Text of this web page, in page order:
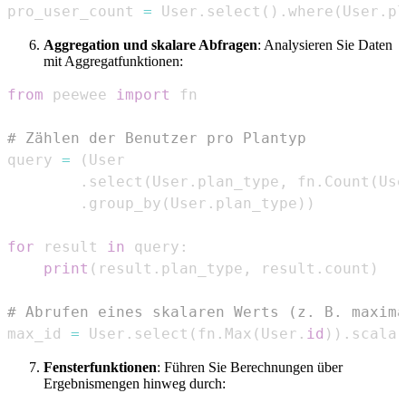
pro_user_count = User . select ( ) . where ( User .
Aggregation und skalare Abfragen: Analysieren Sie Daten
mit Aggregatfunktionen:
from peewee import
# Zählen der Benutzer pro Plantyp
query = (
. select ( User . plan_type , fn . Count (
. group_by ( User . plan_type ) )
for result in query :
print ( result . plan_type , result . count )
# Abrufen eines skalaren Werts (z. B.
max_id = User . select ( fn . Max ( User . id ) ) . scalar
Fensterfunktionen: Führen Sie Berechnungen über
Ergebnismengen hinweg durch: